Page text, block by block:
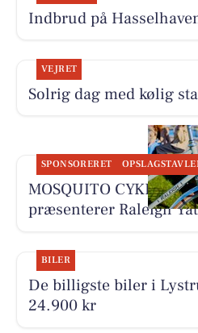
Indbrud på
VEJRET
Solrig dag med kølig
SPONSORERET
MOSQUITO
præsenterer Raleigh
BILER
De billigste biler i
24.900 kr